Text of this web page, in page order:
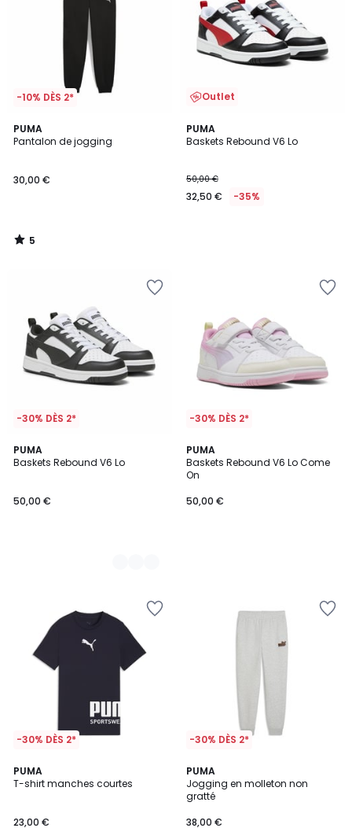
-10% DÈS 2*
PUMA
Pantalon de jogging
30,00 €
5
/
5
/
Outlet
PUMA
Baskets Rebound V6 Lo
50,00 €
32,50 € -35%
-30% DÈS 2*
PUMA
Baskets Rebound V6 Lo
50,00 €
2
Couleurs
-30% DÈS 2*
PUMA
Baskets Rebound V6 Lo Come
On
50,00 €
-30% DÈS 2*
PUMA
T-shirt manches courtes
23,00 €
-30% DÈS 2*
PUMA
Jogging en molleton non
gratté
38,00 €